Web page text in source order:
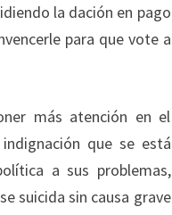
la dación en pago
para que vote a
más atención en el
que se está
a sus problemas,
suicida sin causa grave